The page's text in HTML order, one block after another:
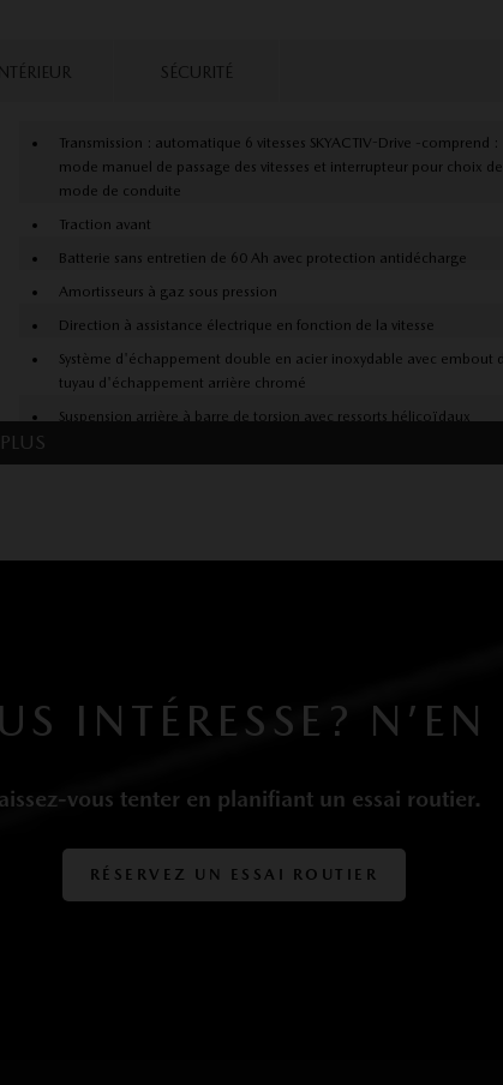
SÉCURITÉ
Transmission : automatique 6 vitesses SKYACTIV-Drive -comprend :
mode manuel de passage des vitesses et interrupteur pour choix de
mode de conduite
Traction avant
Batterie sans entretien de 60 Ah avec protection antidécharge
Amortisseurs à gaz sous pression
Direction à assistance électrique en fonction de la vitesse
Système d'échappement double en acier inoxydable avec embout
tuyau d'échappement arrière chromé
Suspension arrière à barre de torsion avec ressorts hélicoïdaux
INTÉRESSE?
vous tenter en planifiant un essai routier.
RÉSERVEZ UN ESSAI ROUTIER